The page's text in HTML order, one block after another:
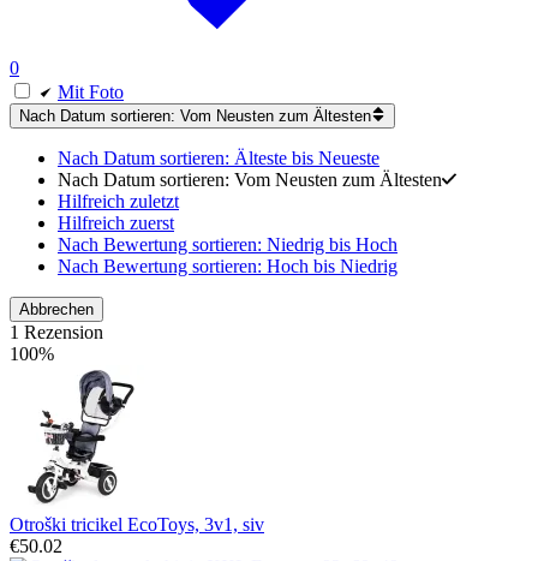
0
Mit Foto
Nach Datum sortieren: Vom Neusten zum Ältesten
Nach Datum sortieren: Älteste bis Neueste
Nach Datum sortieren: Vom Neusten zum Ältesten
Hilfreich zuletzt
Hilfreich zuerst
Nach Bewertung sortieren: Niedrig bis Hoch
Nach Bewertung sortieren: Hoch bis Niedrig
Abbrechen
1 Rezension
100%
Otroški tricikel EcoToys, 3v1, siv
€50.02